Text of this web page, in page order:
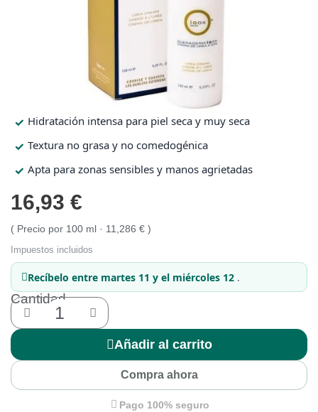
Óptica
Ortopedia
Salud
Óptica
Ortopedia
Salud
Hidratación intensa para piel seca y muy seca
Textura no grasa y no comedogénica
Apta para zonas sensibles y manos agrietadas
16,93 €
Precio por 100 ml · 11,286 €
Impuestos incluidos
Recíbelo entre martes 11 y el miércoles 12 .
Cantidad
Añadir al carrito
Compra ahora
Pago 100% seguro